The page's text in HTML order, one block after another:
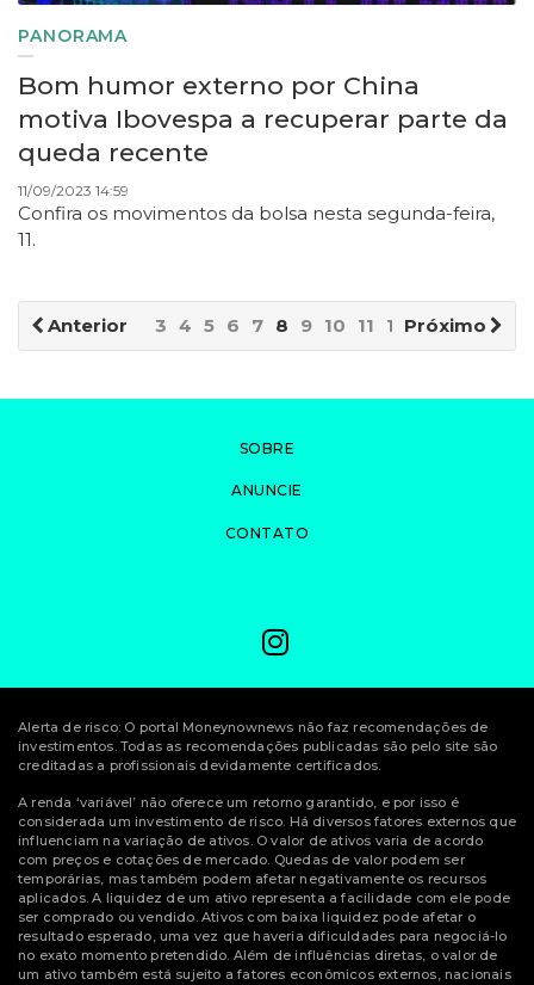
PANORAMA
Bom humor externo por China
motiva Ibovespa a recuperar parte da
queda recente
11/09/2023 14:59
Confira os movimentos da bolsa nesta segunda-feira,
11.
Anterior Próximo
3 4 5 6 7 8 9 10 11 12
SOBRE
ANUNCIE
CONTATO
Alerta de risco: O portal Moneynownews não faz recomendações de
investimentos. Todas as recomendações publicadas são pelo site são
creditadas a profissionais devidamente certificados.
A renda ‘variável’ não oferece um retorno garantido, e por isso é
considerada um investimento de risco. Há diversos fatores externos que
influenciam na variação de ativos. O valor de ativos varia de acordo
com preços e cotações de mercado. Quedas de valor podem ser
temporárias, mas também podem afetar negativamente os recursos
aplicados. A liquidez de um ativo representa a facilidade com ele pode
ser comprado ou vendido. Ativos com baixa liquidez pode afetar o
resultado esperado, uma vez que haveria dificuldades para negociá-lo
no exato momento pretendido. Além de influências diretas, o valor de
um ativo também está sujeito a fatores econômicos externos, nacionais